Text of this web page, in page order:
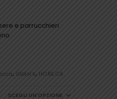
e parrucchieri
, Giblor's, HO.RE.CA